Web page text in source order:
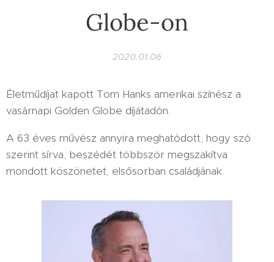
Globe-on
2020.01.06
Életműdíjat kapott Tom Hanks amerikai színész a
vasárnapi Golden Globe díjátadón.
A 63 éves művész annyira meghatódott, hogy szó
szerint sírva, beszédét többször megszakítva
mondott köszönetet, elsősorban családjának.